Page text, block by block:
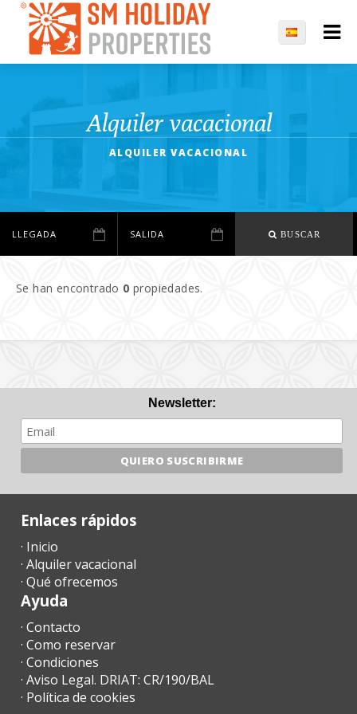
Alquiler vacacional
ALQUILER VACACIONAL
BUSCAR
Se han encontrado 0 propiedades.
Newsletter:
Enlaces rápidos
· Inicio
· Alquiler vacacional
· Qué ofrecemos
Ayuda
· Contacto
· Como reservar
· Condiciones
· Aviso Legal. DRIAT: CR/190/BAL
· Política de cookies